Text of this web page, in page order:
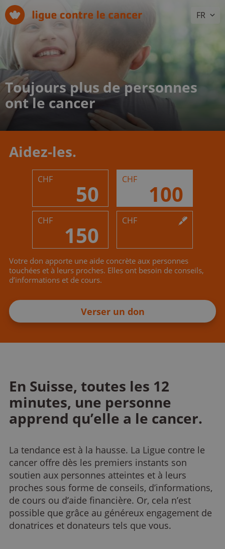
FR
Toujours plus de personnes
ont le cancer
Aidez-les.
50
CHF
100
CHF
150
CHF CHF
Votre don apporte une aide concrète aux personnes
touchées et à leurs proches. Elles ont besoin de conseils,
d’informations et de cours.
Verser un don
En Suisse, toutes les 12
minutes, une personne
apprend qu’elle a le cancer.
La tendance est à la hausse. La Ligue contre le
cancer offre dès les premiers instants son
soutien aux personnes atteintes et à leurs
proches sous forme de conseils, d’informations,
de cours ou d’aide financière. Or, cela n’est
possible que grâce au généreux engagement de
donatrices et donateurs tels que vous.